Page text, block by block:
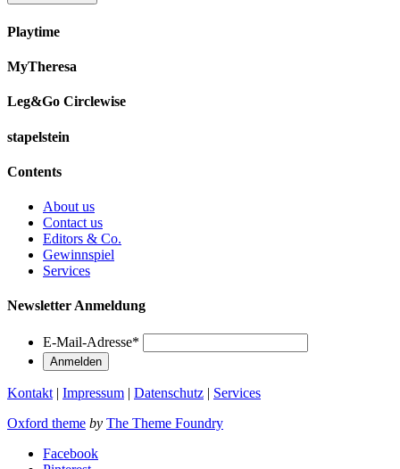
Playtime
MyTheresa
Leg&Go Circlewise
stapelstein
Contents
About us
Contact us
Editors & Co.
Gewinnspiel
Services
Newsletter Anmeldung
E-Mail-Adresse*
Kontakt | Impressum | Datenschutz | Services
Oxford theme by The Theme Foundry
Facebook